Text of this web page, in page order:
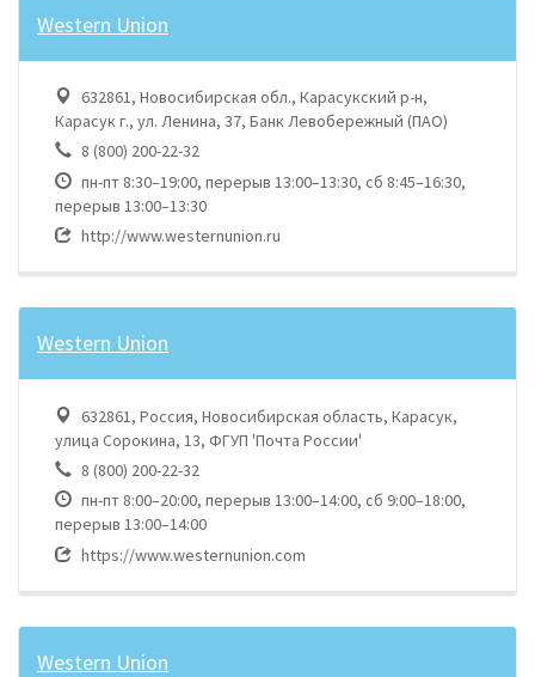
Western Union
632861, Новосибирская обл., Карасукский р-н,
Карасук г., ул. Ленина, 37, Банк Левобережный (ПАО)
8 (800) 200-22-32
пн-пт 8:30–19:00, перерыв 13:00–13:30, сб 8:45–16:30,
перерыв 13:00–13:30
http://www.westernunion.ru
Western Union
632861, Россия, Новосибирская область, Карасук,
улица Сорокина, 13, ФГУП 'Почта России'
8 (800) 200-22-32
пн-пт 8:00–20:00, перерыв 13:00–14:00, сб 9:00–18:00,
перерыв 13:00–14:00
https://www.westernunion.com
Western Union